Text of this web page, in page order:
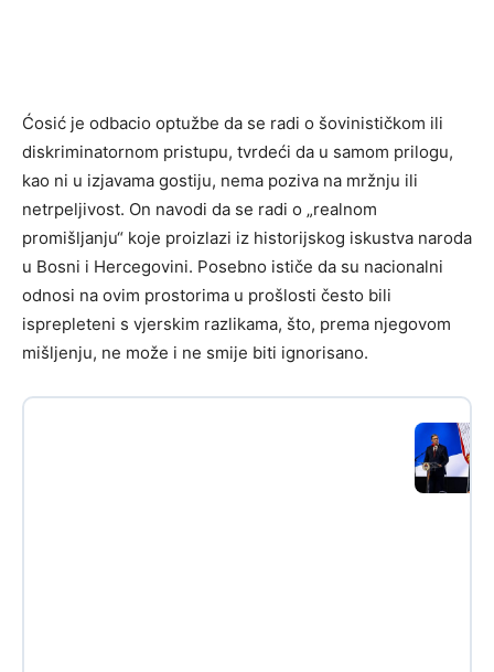
Ćosić je odbacio optužbe da se radi o šovinističkom ili
diskriminatornom pristupu, tvrdeći da u samom prilogu,
kao ni u izjavama gostiju, nema poziva na mržnju ili
netrpeljivost. On navodi da se radi o „realnom
promišljanju“ koje proizlazi iz historijskog iskustva naroda
u Bosni i Hercegovini. Posebno ističe da su nacionalni
odnosi na ovim prostorima u prošlosti često bili
isprepleteni s vjerskim razlikama, što, prema njegovom
mišljenju, ne može i ne smije biti ignorisano.